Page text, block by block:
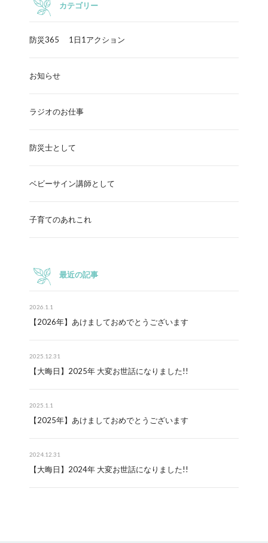
カテゴリー
防災365 1日1アクション
お知らせ
ラジオのお仕事
防災士として
ベビーサイン講師として
子育てのあれこれ
最近の記事
2026.1.1
【2026年】あけましておめでとうございます
2025.12.31
【大晦日】2025年 大変お世話になりました!!
2025.1.1
【2025年】あけましておめでとうございます
2024.12.31
【大晦日】2024年 大変お世話になりました!!